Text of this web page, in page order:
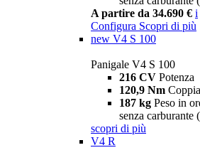
A partire da 34.690 € i
Configura Scopri di più
new V4 S 100
Panigale V4 S 100
216 CV Potenza
120,9 Nm Coppia
187 kg Peso in
senza carburante
scopri di più
V4 R